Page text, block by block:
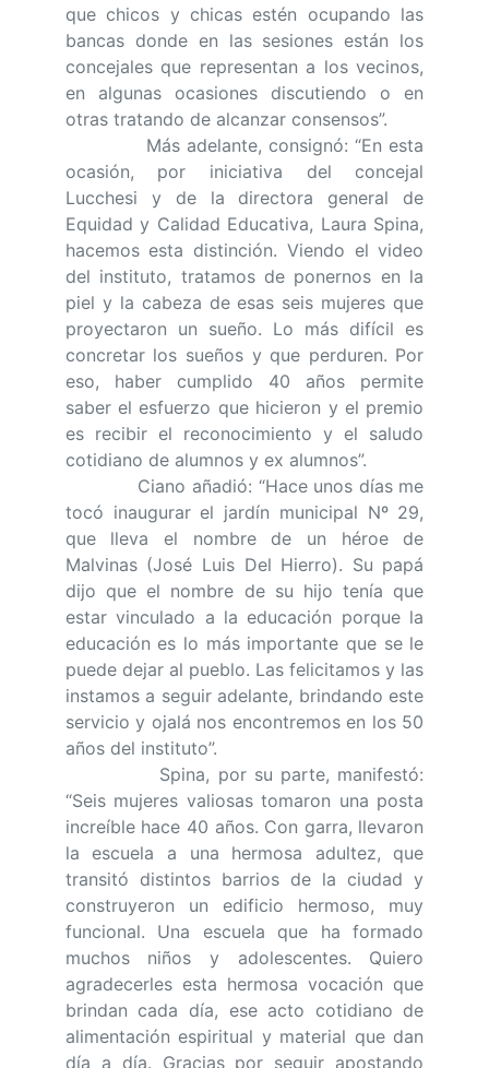
que chicos y chicas estén ocupando las
bancas donde en las sesiones están los
concejales que representan a los vecinos,
en algunas ocasiones discutiendo o en
otras tratando de alcanzar consensos”.
Más adelante, consignó: “En esta
ocasión, por iniciativa del concejal
Lucchesi y de la directora general de
Equidad y Calidad Educativa, Laura Spina,
hacemos esta distinción. Viendo el video
del instituto, tratamos de ponernos en la
piel y la cabeza de esas seis mujeres que
proyectaron un sueño. Lo más difícil es
concretar los sueños y que perduren. Por
eso, haber cumplido 40 años permite
saber el esfuerzo que hicieron y el premio
es recibir el reconocimiento y el saludo
cotidiano de alumnos y ex alumnos”.
Ciano añadió: “Hace unos días me
tocó inaugurar el jardín municipal Nº 29,
que lleva el nombre de un héroe de
Malvinas (José Luis Del Hierro). Su papá
dijo que el nombre de su hijo tenía que
estar vinculado a la educación porque la
educación es lo más importante que se le
puede dejar al pueblo. Las felicitamos y las
instamos a seguir adelante, brindando este
servicio y ojalá nos encontremos en los 50
años del instituto”.
Spina, por su parte, manifestó:
“Seis mujeres valiosas tomaron una posta
increíble hace 40 años. Con garra, llevaron
la escuela a una hermosa adultez, que
transitó distintos barrios de la ciudad y
construyeron un edificio hermoso, muy
funcional. Una escuela que ha formado
muchos niños y adolescentes. Quiero
agradecerles esta hermosa vocación que
brindan cada día, ese acto cotidiano de
alimentación espiritual y material que dan
día a día. Gracias por seguir apostando